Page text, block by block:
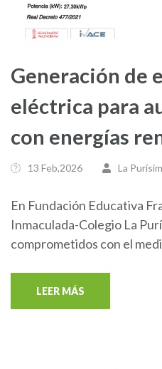
Generación de
eléctrica para
con energías
13 Feb,2026 La
En Fundación Educativa
Inmaculada-Colegio La
comprometidos con el
LEER MÁS